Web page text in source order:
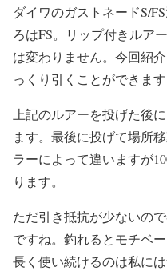
ダイワのガストネードS/
ろはFS。リップ付きルア
は変わりません。今回紹
っくり引くことができます
上記のルアーを投げた後
ます。最後に投げて場所
ラーによって違いますが
ります。
ただ引き抵抗が少ないの
ですね。釣れるとモチベ
長く使い続けるのは私に